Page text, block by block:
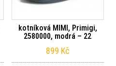
kotníková MIMI, Primigi,
2580000, modrá – 22
899 Kč